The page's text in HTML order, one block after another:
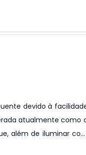
importante assegurar
INFORMAÇ.
devido à
atualmente como
além de iluminar com
de luminárias